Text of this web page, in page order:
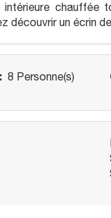
chauffée
découvrir un écrin
8 Personne(s)